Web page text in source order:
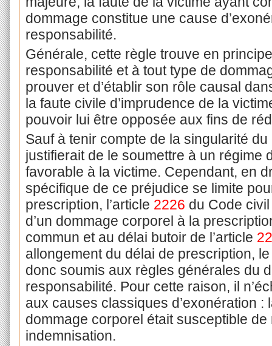
dommage constitue une cause
responsabilité.
Générale, cette règle trouve en
responsabilité et à tout type de
prouver et d’établir son rôle causal
la faute civile d’imprudence de la
pouvoir lui être opposée aux fins de
Sauf à tenir compte de la singularité
justifierait de le soumettre à un régime
favorable à la victime. Cependant, en
spécifique de ce préjudice se limite
prescription, l’article 2226 du Code
d’un dommage corporel à la
commun et au délai butoir de l’article
allongement du délai de prescription,
donc soumis aux règles générales du
responsabilité. Pour cette raison, il
aux causes classiques d’exonération :
dommage corporel était susceptible de
indemnisation.